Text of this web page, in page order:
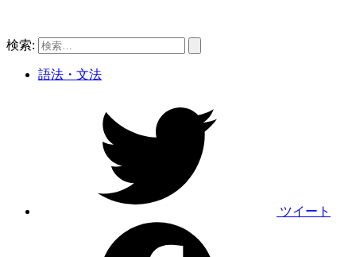
検索:
語法・文法
ツイート